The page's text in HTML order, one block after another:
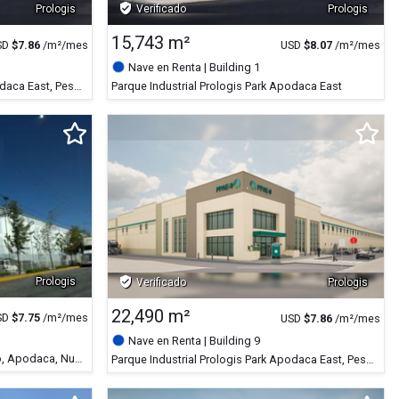
Prologis
$7.86 /m²/mes
Prologis
verified_user Verificado
15,743 m² USD $8.07 /m²/mes
Nave en Renta | Building 1
Parque Industrial Prologis Park Apodaca East
Prologis
$7.75 /m²/mes
Parque Industrial Prologis Periferico, Apodaca, Nuevo León
Prologis
verified_user Verificado
22,490 m² USD $7.86 /m²/mes
Nave en Renta | Building 9
Parque Industrial Prologis Park Apodaca East, Pesquería, Nuevo León